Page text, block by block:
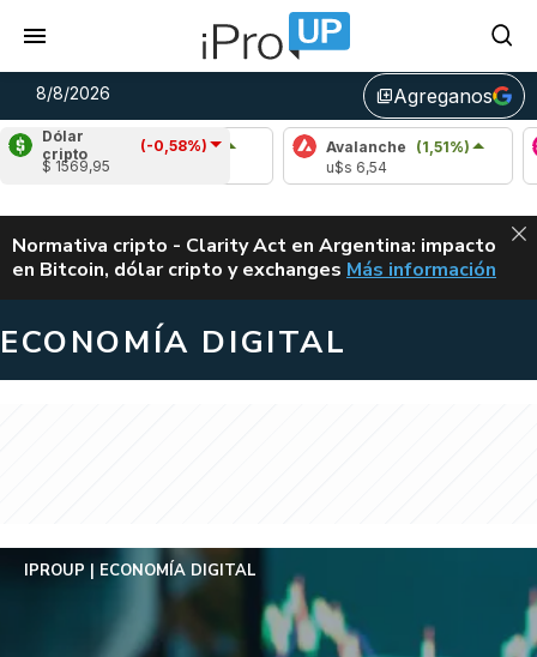
8/8/2026 library_addAgreganos
Dólar
cripto
(-0,58%)
$ 1569,95
Cardano
(0,65%)
u$s 0,20
Avalanche (1,51%)
u$s 6,54
ALERTA
Normativa cripto - Clarity Act en Argentina: impacto
en Bitcoin, dólar cripto y exchanges CLARITY ACT EN
Más información
ECONOMÍA DIGITAL
IPROUP ECONOMÍA DIGITAL